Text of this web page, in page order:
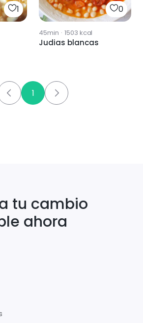
1 0
45min · 1503 kcal
Judias blancas
1
tu cambio
ahora